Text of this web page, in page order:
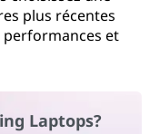
plus récentes
et
Laptops?